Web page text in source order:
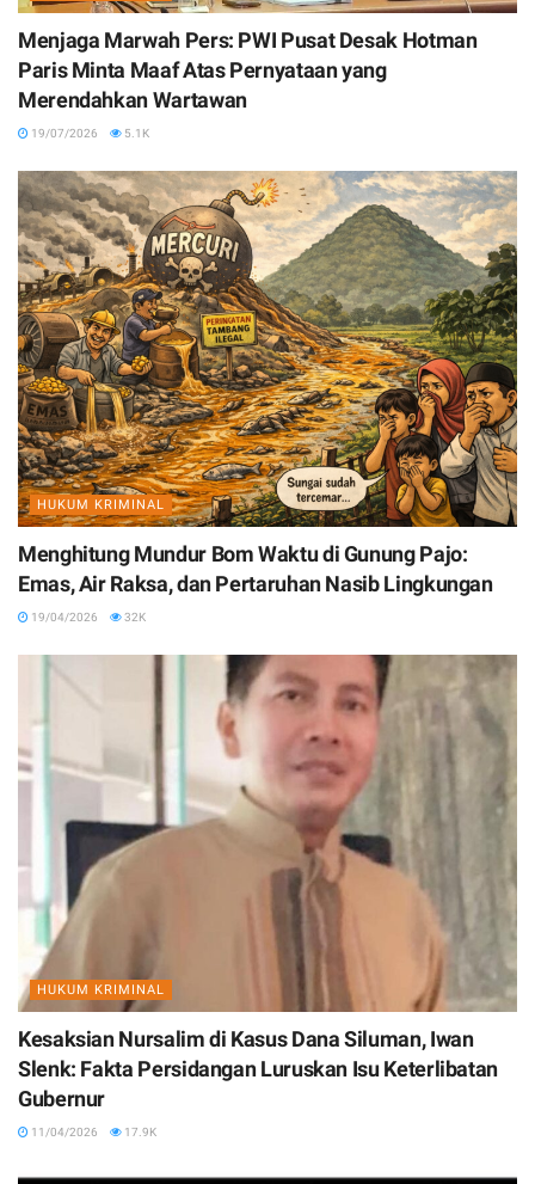
Menjaga Marwah Pers: PWI Pusat Desak Hotman
Paris Minta Maaf Atas Pernyataan yang
Merendahkan Wartawan
19/07/2026 5.1K
HUKUM KRIMINAL
Menghitung Mundur Bom Waktu di Gunung Pajo:
Emas, Air Raksa, dan Pertaruhan Nasib Lingkungan
19/04/2026 32K
HUKUM KRIMINAL
Kesaksian Nursalim di Kasus Dana Siluman, Iwan
Slenk: Fakta Persidangan Luruskan Isu Keterlibatan
Gubernur
11/04/2026 17.9K